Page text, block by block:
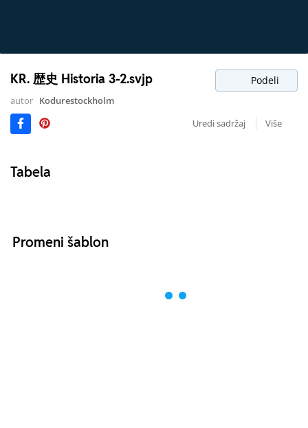
KR. 歴史 Historia 3-2.svjp Podeli
autor Kodurestockholm
Uredi sadržaj
Više
Tabela
Promeni šablon